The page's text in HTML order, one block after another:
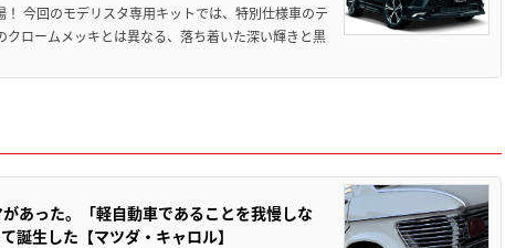
今回のモデリスタ専用キットでは、特別仕様車のテ
ロームメッキとは異なる、落ち着いた深い輝きと黒
あった。「軽自動車であることを我慢しな
誕生した【マツダ・キャロル】